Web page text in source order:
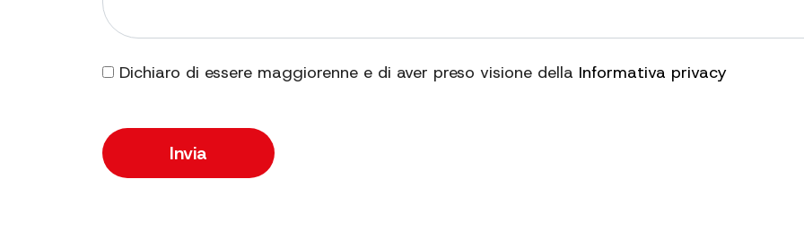
Dichiaro di essere maggiorenne e di aver preso visione della Informativa privacy